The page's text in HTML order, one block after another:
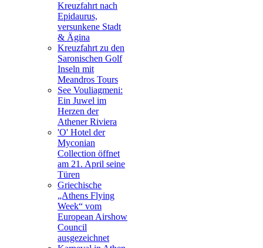
Kreuzfahrt nach
Epidaurus,
versunkene Stadt
& Ägina
Kreuzfahrt zu den
Saronischen Golf
Inseln mit
Meandros Tours
See Vouliagmeni:
Ein Juwel im
Herzen der
Athener Riviera
'O' Hotel der
Myconian
Collection öffnet
am 21. April seine
Türen
Griechische
„Athens Flying
Week“ vom
European Airshow
Council
ausgezeichnet